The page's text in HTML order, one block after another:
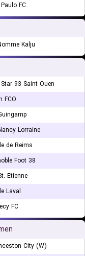
FC
Kalju
93 Saint Ouen
FCO
Lorraine
de Reims
Foot 38
Etienne
Laval
FC
City (W)